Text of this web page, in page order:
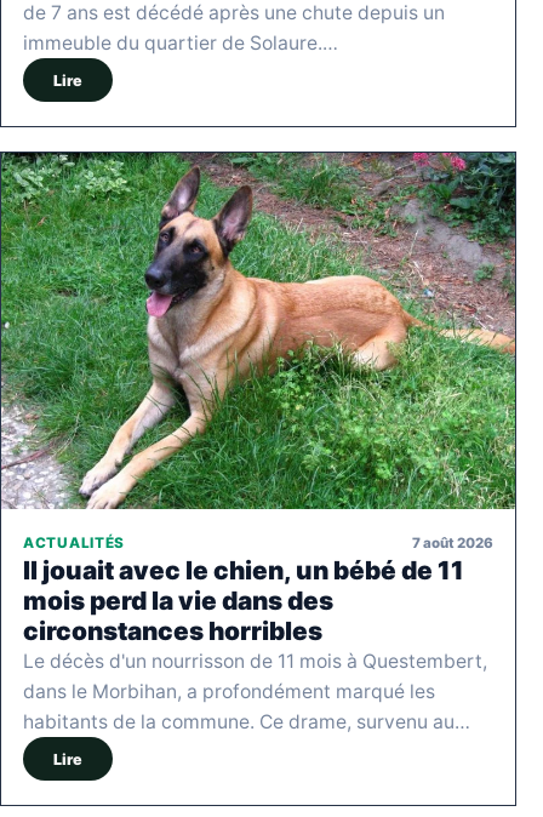
de 7 ans est décédé après une chute depuis un
immeuble du quartier de Solaure.…
Lire
ACTUALITÉS 7 août 2026
Il jouait avec le chien, un bébé de 11
mois perd la vie dans des
circonstances horribles
Le décès d'un nourrisson de 11 mois à Questembert,
dans le Morbihan, a profondément marqué les
habitants de la commune. Ce drame, survenu au…
Lire